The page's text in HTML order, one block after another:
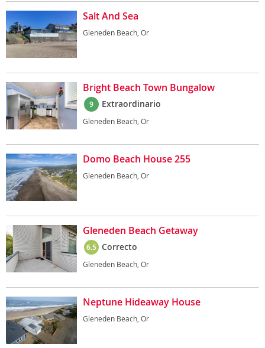
Salt And Sea
Gleneden Beach, Or
Bright Beach Town Bungalow
9 Extraordinario
Gleneden Beach, Or
Domo Beach House 255
Gleneden Beach, Or
Gleneden Beach Getaway
6.5 Correcto
Gleneden Beach, Or
Neptune Hideaway House
Gleneden Beach, Or